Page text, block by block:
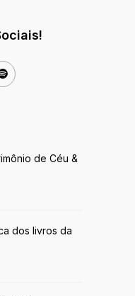
de Céu &
dos livros da